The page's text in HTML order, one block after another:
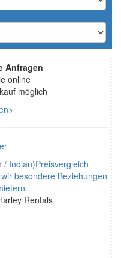
Anfragen
online
möglich
/ Indian)Preisvergleich
besondere Beziehungen
Rentals